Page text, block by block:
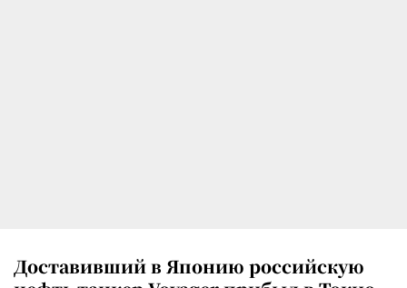
Доставивший в Японию российскую